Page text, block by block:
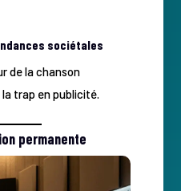
sociétales
de la chanson
trap en publicité.
permanente